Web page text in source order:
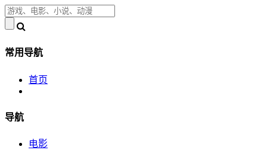
常用导航
首页
导航
电影